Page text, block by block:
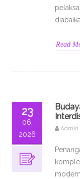
Read
23
06,
2026
Admin